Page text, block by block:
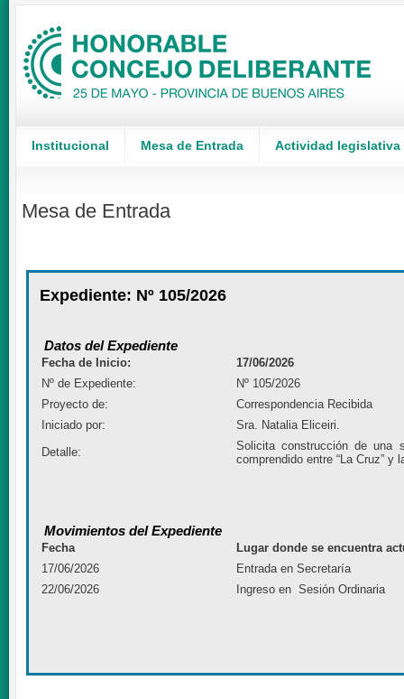
Institucional Mesa de Entrada Actividad legislativa
Mesa de Entrada
Expediente: Nº 105/2026
Datos del Expediente
Fecha de Inicio:
17/06/2026
Nº de Expediente:
Nº 105/2026
Proyecto de:
Correspondencia Recibida
Iniciado por:
Sra. Natalia Eliceiri.
Detalle:
Solicita construcción de una
comprendido entre “La Cruz” y
Movimientos del Expediente
Fecha
Lugar donde se encuentra
17/06/2026
Entrada en Secretaría
22/06/2026
Ingreso en Sesión Ordinaria